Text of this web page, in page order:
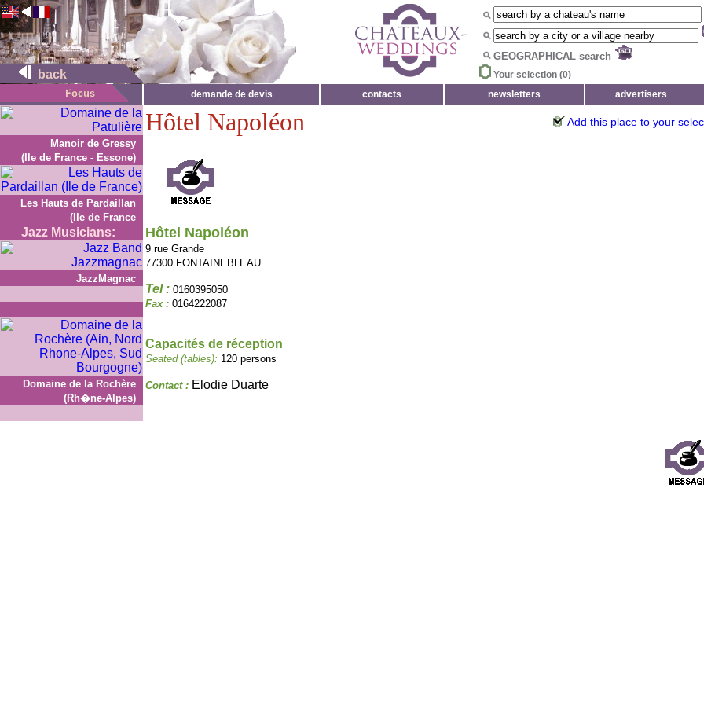
back
GEOGRAPHICAL search
Your selection (0)
demande de devis
contacts newsletters advertisers
Manoir de Gressy
(Ile de France - Essone)
Les Hauts de Pardaillan
(Ile de France
Jazz Musicians:
JazzMagnac
Domaine de la Rochère
(Rh�ne-Alpes)
Hôtel Napoléon Add this place to your
Hôtel Napoléon
9 rue Grande
77300 FONTAINEBLEAU
Tel : 0160395050
Fax : 0164222087
Capacités de réception
Seated (tables): 120 persons
Contact : Elodie Duarte